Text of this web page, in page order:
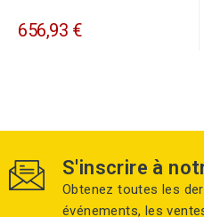
656,93 €
S'inscrire à
Obtenez toutes les
événements, les